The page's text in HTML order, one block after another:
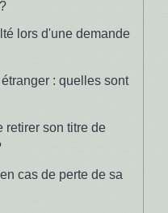
lors d'une demande
: quelles sont
retirer son titre de
cas de perte de sa